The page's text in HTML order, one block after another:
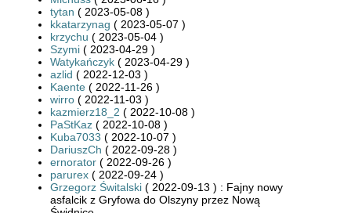
tytan ( 2023-05-08 )
kkatarzynag ( 2023-05-07 )
krzychu ( 2023-05-04 )
Szymi ( 2023-04-29 )
Watykańczyk ( 2023-04-29 )
azlid ( 2022-12-03 )
Kaente ( 2022-11-26 )
wirro ( 2022-11-03 )
kazmierz18_2 ( 2022-10-08 )
PaStKaz ( 2022-10-08 )
Kuba7033 ( 2022-10-07 )
DariuszCh ( 2022-09-28 )
ernorator ( 2022-09-26 )
parurex ( 2022-09-24 )
Grzegorz Świtalski ( 2022-09-13 ) : Fajny nowy
asfalcik z Gryfowa do Olszyny przez Nową